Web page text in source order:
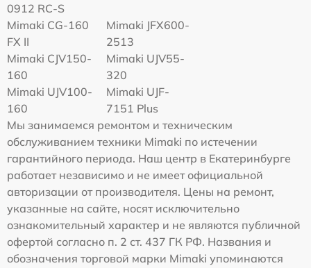
0912 RC-S
Mimaki CG-160
FX II
Mimaki JFX600-
2513
Mimaki СJV150-
160
Mimaki UJV55-
320
Mimaki UJV100-
160
Mimaki UJF-
7151 Plus
Мы занимаемся ремонтом и техническим
обслуживанием техники Mimaki по истечении
гарантийного периода. Наш центр в Екатеринбурге
работает независимо и не имеет официальной
авторизации от производителя. Цены на ремонт,
указанные на сайте, носят исключительно
ознакомительный характер и не являются публичной
офертой согласно п. 2 ст. 437 ГК РФ. Названия и
обозначения торговой марки Mimaki упоминаются